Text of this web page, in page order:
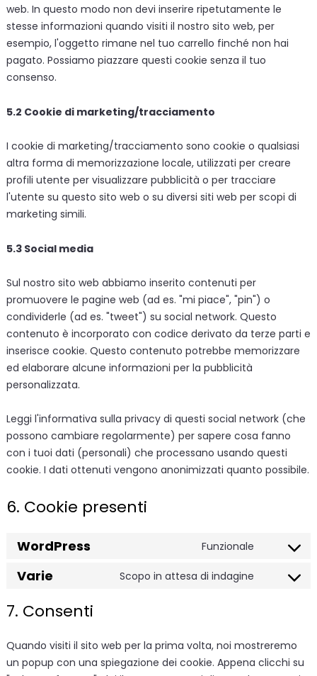
web. In questo modo non devi inserire ripetutamente le
stesse informazioni quando visiti il nostro sito web, per
esempio, l'oggetto rimane nel tuo carrello finché non hai
pagato. Possiamo piazzare questi cookie senza il tuo
consenso.
5.2 Cookie di marketing/tracciamento
I cookie di marketing/tracciamento sono cookie o qualsiasi
altra forma di memorizzazione locale, utilizzati per creare
profili utente per visualizzare pubblicità o per tracciare
l'utente su questo sito web o su diversi siti web per scopi di
marketing simili.
5.3 Social media
Sul nostro sito web abbiamo inserito contenuti per
promuovere le pagine web (ad es. "mi piace", "pin") o
condividerle (ad es. "tweet") su social network. Questo
contenuto è incorporato con codice derivato da terze parti e
inserisce cookie. Questo contenuto potrebbe memorizzare
ed elaborare alcune informazioni per la pubblicità
personalizzata.
Leggi l'informativa sulla privacy di questi social network (che
possono cambiare regolarmente) per sapere cosa fanno
con i tuoi dati (personali) che processano usando questi
cookie. I dati ottenuti vengono anonimizzati quanto possibile.
6. Cookie presenti
WordPress Funzionale
Consent
Varie Scopo in attesa di indagine
Consent
7. Consenti
Quando visiti il sito web per la prima volta, noi mostreremo
un popup con una spiegazione dei cookie. Appena clicchi su